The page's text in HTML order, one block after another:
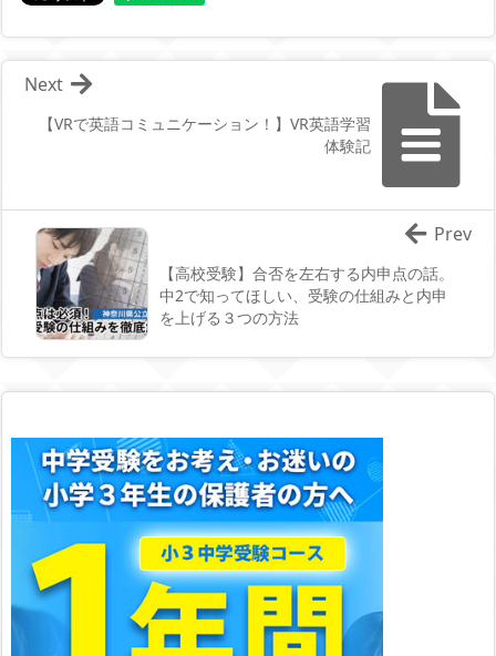
【VRで英語コミュニケーション！】VR英語学習
体験記
Next
【高校受験】合否を左右する内申点の話。
中2で知ってほしい、受験の仕組みと内申
を上げる３つの方法
Prev